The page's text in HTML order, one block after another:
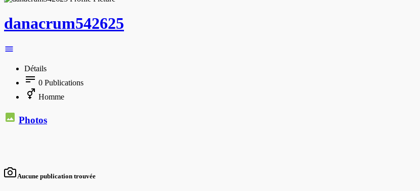
danacrum542625
Détails
0 Publications
Homme
Photos
Aucune publication trouvée